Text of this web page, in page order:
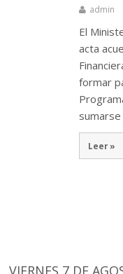
admin
El
acta
formar
Leer »
VIERNES 7 DE